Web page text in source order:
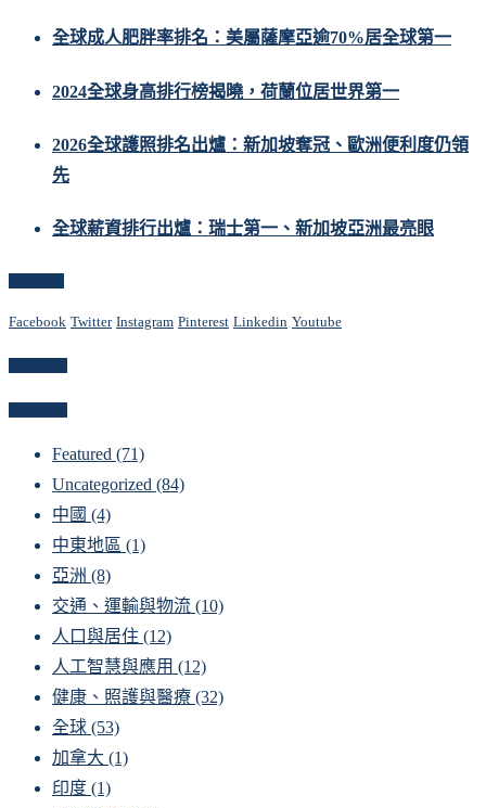
全球成人肥胖率排名：美屬薩摩亞逾70%居全球第一
2024全球身高排行榜揭曉，荷蘭位居世界第一
2026全球護照排名出爐：新加坡奪冠、歐洲便利度仍領
先
全球薪資排行出爐：瑞士第一、新加坡亞洲最亮眼
Facebook Twitter Instagram Pinterest Linkedin Youtube
Featured (71)
Uncategorized (84)
中國 (4)
中東地區 (1)
亞洲 (8)
交通、運輸與物流 (10)
人口與居住 (12)
人工智慧與應用 (12)
健康、照護與醫療 (32)
全球 (53)
加拿大 (1)
印度 (1)